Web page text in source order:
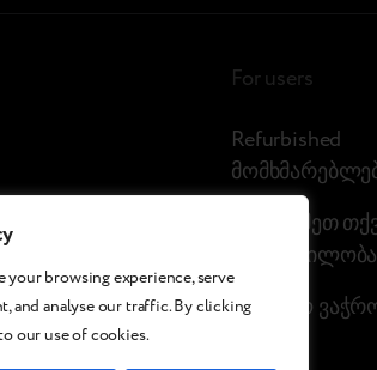
your browsing experience, serve
and analyse our traffic. By clicking
our use of cookies.
For users
Refurbished
შეამოწმეთ
მოწყობილობა
საცალო